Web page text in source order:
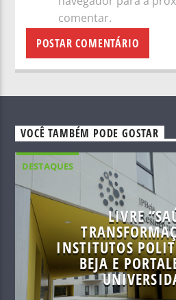
comentar.
VOCÊ TAMBÉM PODE GOSTAR
DESTAQUES
LIVRE
INSTITUTOS
BEJA E